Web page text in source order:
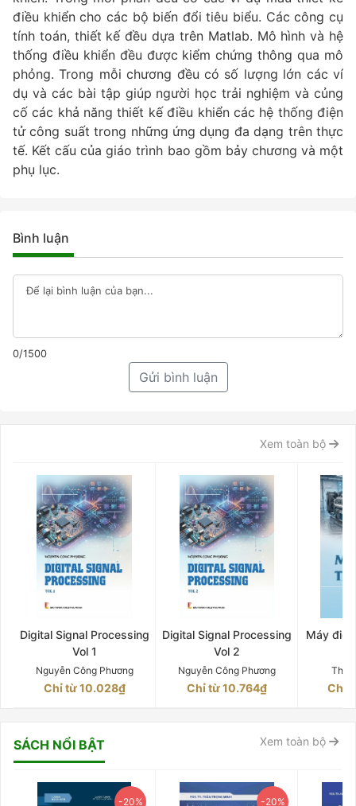
điều khiển cho các bộ biến đổi tiêu biểu. Các công cụ
tính toán, thiết kế đều dựa trên Matlab. Mô hình và hệ
thống điều khiển đều được kiểm chứng thông qua mô
phỏng. Trong mỗi chương đều có số lượng lớn các ví
dụ và các bài tập giúp người học trải nghiệm và củng
cố các khả năng thiết kế điều khiển các hệ thống điện
tử công suất trong những ứng dụng đa dạng trên thực
tế. Kết cấu của giáo trình bao gồm bảy chương và một
phụ lục.
Bình luận
0/1500
Gửi bình luận
Xem toàn bộ
Digital Signal Processing
Vol 1
Nguyễn Công Phương
Chỉ từ 10.028₫
Digital Signal Processing
Vol 2
Nguyễn Công Phương
Chỉ từ 10.764₫
Máy
Chỉ
SÁCH NỔI BẬT Xem toàn bộ
-20% -20%